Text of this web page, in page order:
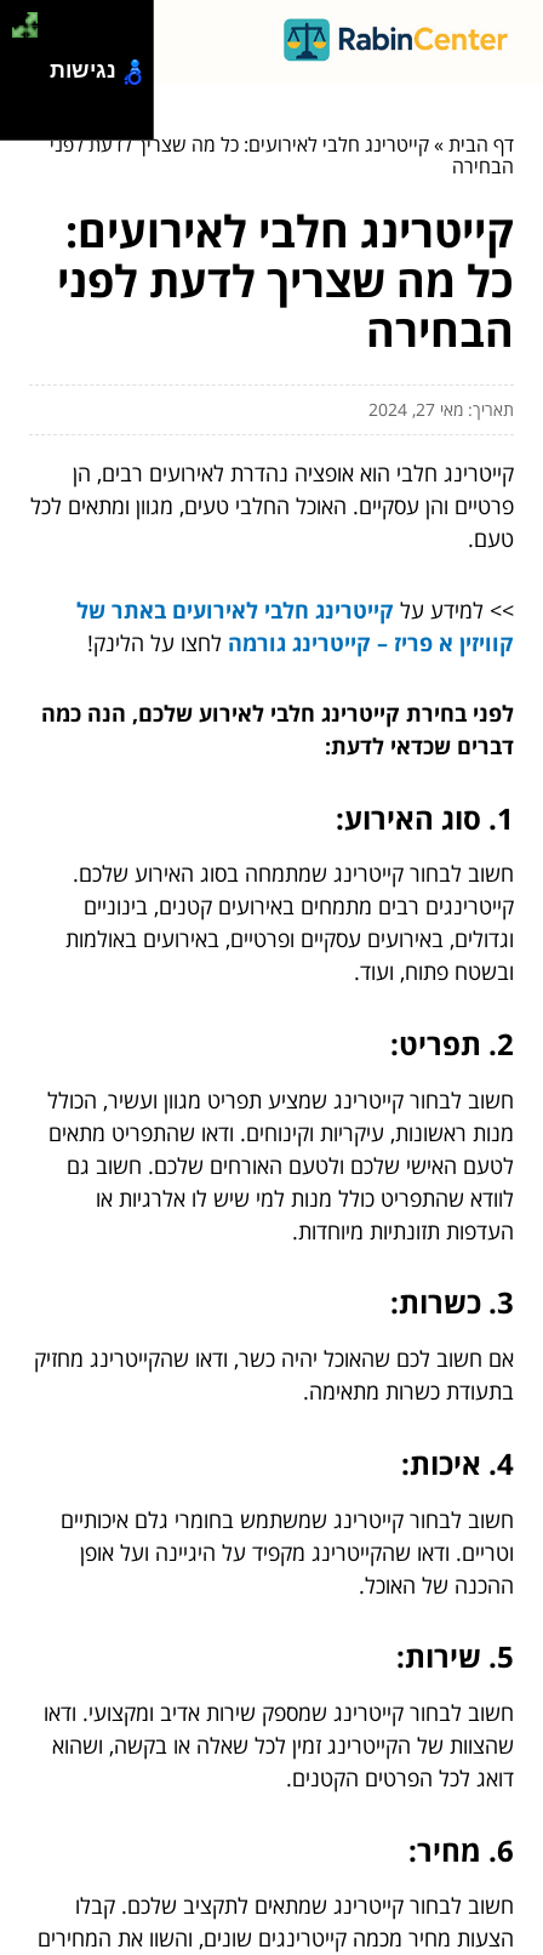
דף הבית»קייטרינג חלבי לאירועים: כל מה שצריך לדעת לפני
הבחירה
קייטרינג חלבי לאירועים:
כל מה שצריך לדעת לפני
הבחירה
תאריך: מאי 27, 2024
קייטרינג חלבי הוא אופציה נהדרת לאירועים רבים, הן
פרטיים והן עסקיים. האוכל החלבי טעים, מגוון ומתאים לכל
טעם.
>> למידע על קייטרינג חלבי לאירועים באתר של
קוויזין א פריז – קייטרינג גורמה לחצו על הלינק!
לפני בחירת קייטרינג חלבי לאירוע שלכם, הנה כמה
דברים שכדאי לדעת:
1. סוג האירוע:
חשוב לבחור קייטרינג שמתמחה בסוג האירוע שלכם.
קייטרינגים רבים מתמחים באירועים קטנים, בינוניים
וגדולים, באירועים עסקיים ופרטיים, באירועים באולמות
ובשטח פתוח, ועוד.
2. תפריט:
חשוב לבחור קייטרינג שמציע תפריט מגוון ועשיר, הכולל
מנות ראשונות, עיקריות וקינוחים. ודאו שהתפריט מתאים
לטעם האישי שלכם ולטעם האורחים שלכם. חשוב גם
לוודא שהתפריט כולל מנות למי שיש לו אלרגיות או
העדפות תזונתיות מיוחדות.
3. כשרות:
אם חשוב לכם שהאוכל יהיה כשר, ודאו שהקייטרינג מחזיק
בתעודת כשרות מתאימה.
4. איכות:
חשוב לבחור קייטרינג שמשתמש בחומרי גלם איכותיים
וטריים. ודאו שהקייטרינג מקפיד על היגיינה ועל אופן
ההכנה של האוכל.
5. שירות:
חשוב לבחור קייטרינג שמספק שירות אדיב ומקצועי. ודאו
שהצוות של הקייטרינג זמין לכל שאלה או בקשה, ושהוא
דואג לכל הפרטים הקטנים.
6. מחיר:
חשוב לבחור קייטרינג שמתאים לתקציב שלכם. קבלו
הצעות מחיר מכמה קייטרינגים שונים, והשוו את המחירים
נגישות